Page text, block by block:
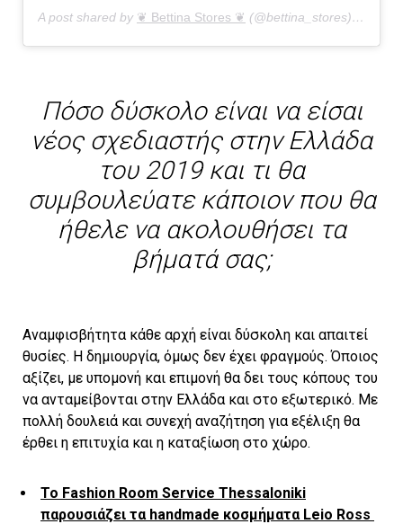
A post shared by ❦ Bettina Stores ❦ (@bettina_stores) on
Πόσο δύσκολο είναι να είσαι
νέος σχεδιαστής στην Ελλάδα
του 2019 και τι θα
συμβουλεύατε κάποιον που θα
ήθελε να ακολουθήσει τα
βήματά σας;
Αναμφισβήτητα κάθε αρχή είναι δύσκολη και απαιτεί
θυσίες. Η δημιουργία, όμως δεν έχει φραγμούς. Όποιος
αξίζει, με υπομονή και επιμονή θα δει τους κόπους του
να ανταμείβονται στην Ελλάδα και στο εξωτερικό. Με
πολλή δουλειά και συνεχή αναζήτηση για εξέλιξη θα
έρθει η επιτυχία και η καταξίωση στο χώρο.
Το Fashion Room Service Thessaloniki
παρουσιάζει τα handmade κοσμήματα Leio Ross